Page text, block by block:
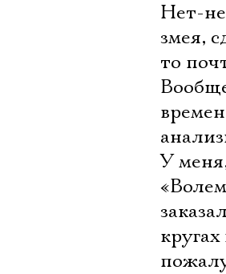
Нет-
змея,
то
У